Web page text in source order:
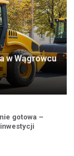
w Wągrowcu
gotowa –